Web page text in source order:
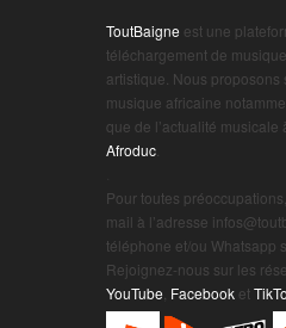
ToutBaigne est une
téléchargement de
artistique. Nous proposons
musique africaine
que de l’actualité musicale
Afroduc
Pour toutes
mail à l’adresse
téléphone et/ou Whatsapp
Rejoignez-nous sur les
YouTube Facebook et